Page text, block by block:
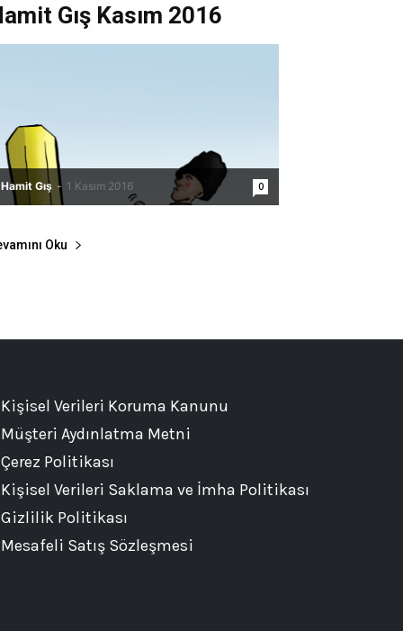
Gış Kasım 2016
Hamit Gış - 1 Kasım 2016 0
Oku
Kişisel Verileri Koruma Kanunu
Müşteri Aydınlatma Metni
Çerez Politikası
Kişisel Verileri Saklama ve İmha Politikası
Gizlilik Politikası
Mesafeli Satış Sözleşmesi